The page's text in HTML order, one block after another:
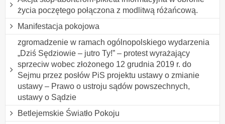
życia poczętego połączona z modlitwą różańcową.
Manifestacja pokojowa
zgromadzenie w ramach ogólnopolskiego wydarzenia
„Dziś Sędziowie – jutro Ty!” – protest wyrażający
sprzeciw wobec złożonego 12 grudnia 2019 r. do
Sejmu przez posłów PiS projektu ustawy o zmianie
ustawy – Prawo o ustroju sądów powszechnych,
ustawy o Sądzie
Betlejemskie Światło Pokoju